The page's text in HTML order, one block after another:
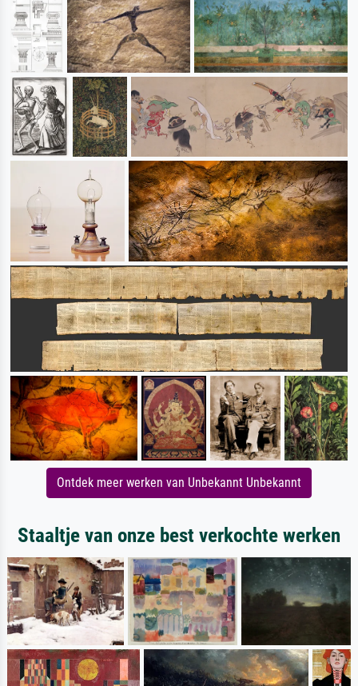
Ontdek meer werken van Unbekannt Unbekannt
Staaltje van onze best verkochte werken